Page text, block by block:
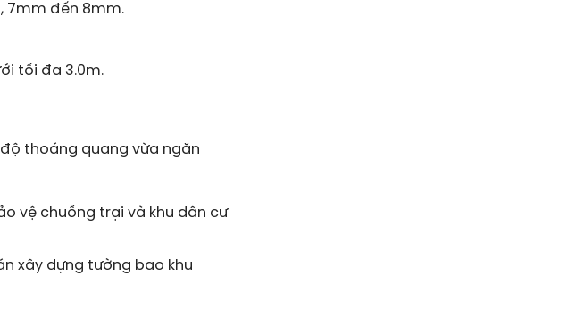
7mm đến 8mm.
tối đa 3.0m.
thoáng quang vừa ngăn
vệ chuồng trại và khu dân cư
xây dựng tường bao khu